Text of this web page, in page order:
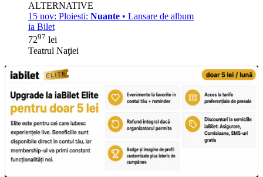
ALTERNATIVE
15 nov: Ploiesti: Nuante • Lansare de album
ia Bilet
7297 lei
Teatrul Naţiei